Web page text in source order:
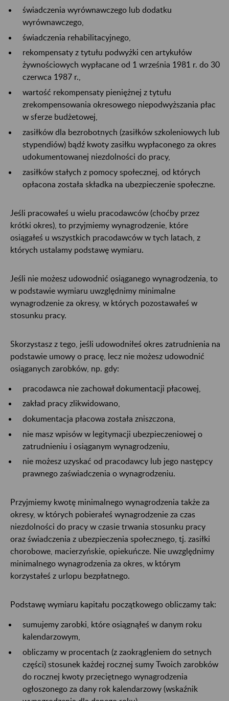
świadczenia wyrównawczego lub dodatku
wyrównawczego,
świadczenia rehabilitacyjnego,
rekompensaty z tytułu podwyżki cen artykułów
żywnościowych wypłacane od 1 września 1981 r. do 30
czerwca 1987 r.,
wartość rekompensaty pieniężnej z tytułu
zrekompensowania okresowego niepodwyższania płac
w sferze budżetowej,
zasiłków dla bezrobotnych (zasiłków szkoleniowych lub
stypendiów) bądź kwoty zasiłku wypłaconego za okres
udokumentowanej niezdolności do pracy,
zasiłków stałych z pomocy społecznej, od których
opłacona została składka na ubezpieczenie społeczne.
Jeśli pracowałeś u wielu pracodawców (choćby przez
krótki okres), to przyjmiemy wynagrodzenie, które
osiągałeś u wszystkich pracodawców w tych latach, z
których ustalamy podstawę wymiaru.
Jeśli nie możesz udowodnić osiąganego wynagrodzenia, to
w podstawie wymiaru uwzględnimy minimalne
wynagrodzenie za okresy, w których pozostawałeś w
stosunku pracy.
Skorzystasz z tego, jeśli udowodniłeś okres zatrudnienia na
podstawie umowy o pracę, lecz nie możesz udowodnić
osiąganych zarobków, np. gdy:
pracodawca nie zachował dokumentacji płacowej,
zakład pracy zlikwidowano,
dokumentacja płacowa została zniszczona,
nie masz wpisów w legitymacji ubezpieczeniowej o
zatrudnieniu i osiąganym wynagrodzeniu,
nie możesz uzyskać od pracodawcy lub jego następcy
prawnego zaświadczenia o wynagrodzeniu.
Przyjmiemy kwotę minimalnego wynagrodzenia także za
okresy, w których pobierałeś wynagrodzenie za czas
niezdolności do pracy w czasie trwania stosunku pracy
oraz świadczenia z ubezpieczenia społecznego, tj. zasiłki
chorobowe, macierzyńskie, opiekuńcze. Nie uwzględnimy
minimalnego wynagrodzenia za okres, w którym
korzystałeś z urlopu bezpłatnego.
Podstawę wymiaru kapitału początkowego obliczamy tak:
sumujemy zarobki, które osiągnąłeś w danym roku
kalendarzowym,
obliczamy w procentach (z zaokrągleniem do setnych
części) stosunek każdej rocznej sumy Twoich zarobków
do rocznej kwoty przeciętnego wynagrodzenia
ogłoszonego za dany rok kalendarzowy (wskaźnik